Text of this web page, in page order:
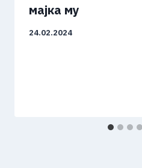
мајка му
24.02.2024